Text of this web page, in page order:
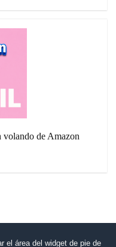
volando de Amazon
el área del widget de pie de